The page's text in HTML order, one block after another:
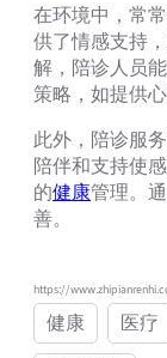
在环境中，常
供了情感支持
解，陪诊人员
策略，如提供
此外，陪诊服
陪伴和支持使
的健康管理。
善。
https://
健康 医疗